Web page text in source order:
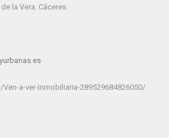
la Vera. Cáceres
a-ver-Inmobiliaria-289529684826050/